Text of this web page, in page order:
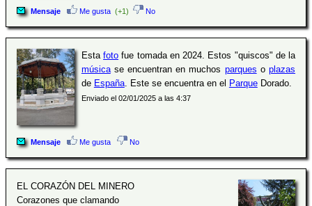
Mensaje Me gusta (+1) No
Estafoto fue tomada en 2024. Estos "quiscos" de la
músicase encuentran en muchos parques oplazas
de España. Este se encuentra en el ParqueDorado.
Enviado el 02/01/2025 a las 4:37
Mensaje Me gusta No
EL CORAZÓN DEL MINERO
Corazones que clamando